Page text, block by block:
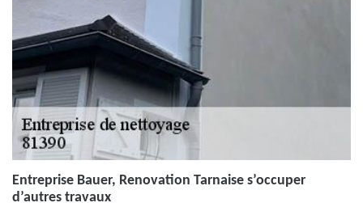
Entreprise Bauer, Renovation Tarnaise s’occuper
d’autres travaux